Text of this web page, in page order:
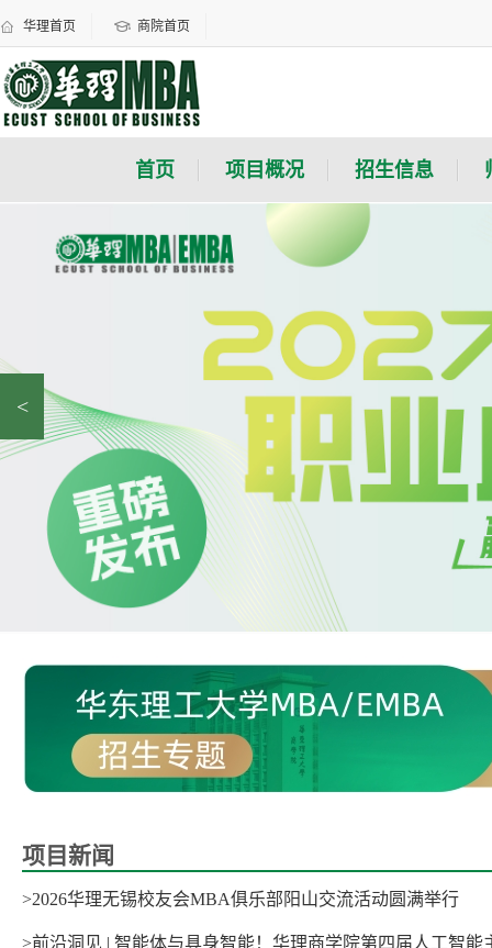
华理首页 商院首页
首页 项目概况 招生信息
<
项目新闻
>2026华理无锡校友会MBA俱乐部阳山交流活动圆满举行